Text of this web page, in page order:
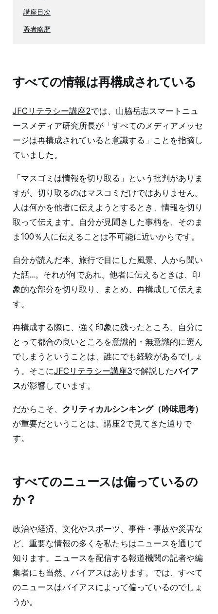
講座目次
著者略歴
すべての情報は再構成されている
JFCリテラシー講座2では、山脇岳志スマートニュ
ースメディア研究所長が「すべてのメディアメッセ
ージは再構成されていると意識する」ことを指摘し
ていました。
「マスゴミは情報を切り取る」という批判がありま
すが、切り取るのはマスコミだけではありません。
人は何かを他者に伝えようとするとき、情報を切り
取って伝えます。自分が見聞きした事柄を、そのま
ま100％人に伝えることは不可能に近いからです。
自分が読んだ本、旅行で目にした風景、人から聞い
た話...。それが何であれ、他者に伝えるときは、印
象的な部分を切り取り、まとめ、再構成して伝えま
す。
再構成する際に、強く印象に残ったところ、自分に
とって都合の良いところを意識的・無意識的に選ん
でしまうということは、誰にでも経験があるでしょ
う。そこにJFCリテラシー講座3で解説したバイア
スが影響しています。
だからこそ、 クリティカルシンキング（吟味思考）
が重要だということは、講座2で見てきた通りで
す。
すべてのニュースは偏っているの
か？
政治や経済、文化やスポーツ、事件・事故や災害な
ど、重要な情報の多くを私たちはニュースを通じて
知ります。ニュースを配信する報道機関の記者や編
集者にも当然、バイアスはあります。では、すべて
のニュースはバイアスによって偏っているのでしょ
うか。